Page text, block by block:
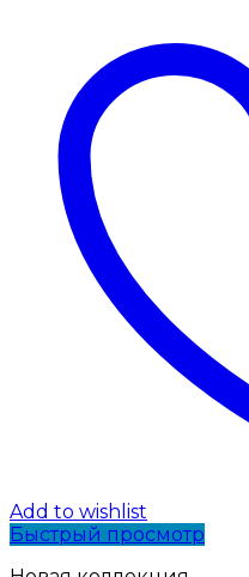
Add to wishlist
Быстрый просмотр